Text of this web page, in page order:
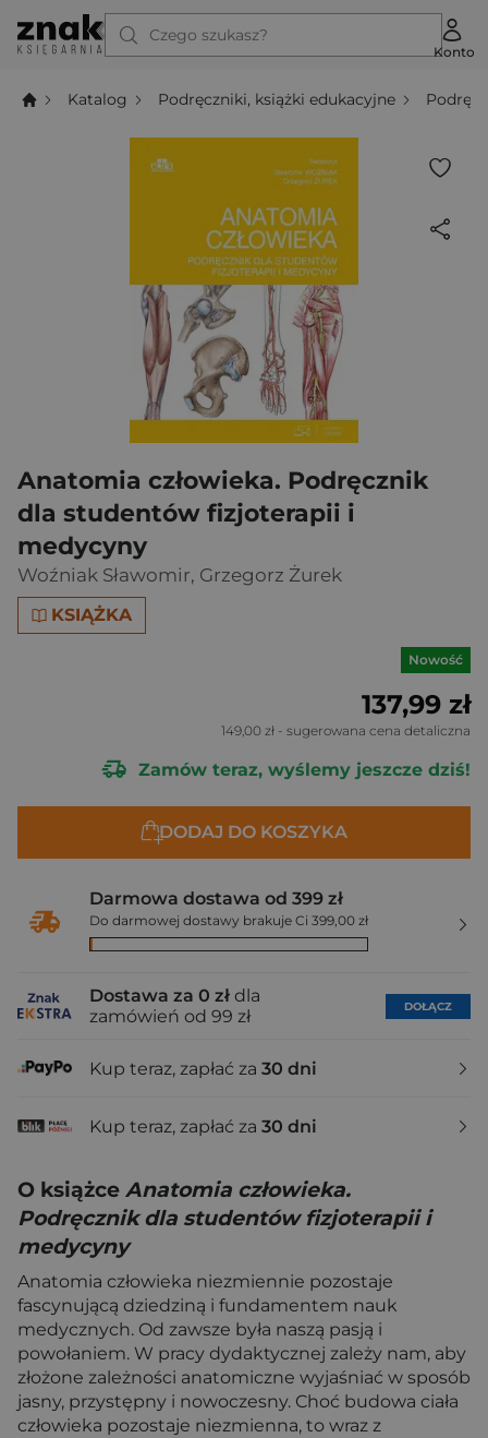
Czego szukasz?
Konto
Katalog Podręczniki, książki edukacyjne
Anatomia człowieka. Podręcznik
dla studentów fizjoterapii i
medycyny
Woźniak Sławomir, Grzegorz Żurek
KSIĄŻKA
Nowość
137,99 zł
149,00 zł - sugerowana cena detaliczna
Zamów teraz, wyślemy jeszcze dziś!
DODAJ DO KOSZYKA
Darmowa dostawa od 399 zł
Do darmowej dostawy brakuje Ci 399,00 zł
Dostawa za 0 zł dla
zamówień od 99 zł
DOŁĄCZ
Kup teraz, zapłać za 30 dni
Kup teraz, zapłać za 30 dni
O książce Anatomia człowieka.
Podręcznik dla studentów fizjoterapii i
medycyny
Anatomia człowieka niezmiennie pozostaje
fascynującą dziedziną i fundamentem nauk
medycznych. Od zawsze była naszą pasją i
powołaniem. W pracy dydaktycznej zależy nam, aby
złożone zależności anatomiczne wyjaśniać w sposób
jasny, przystępny i nowoczesny. Choć budowa ciała
człowieka pozostaje niezmienna, to wraz z